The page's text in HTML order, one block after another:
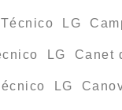
LG
LG Canet
LG